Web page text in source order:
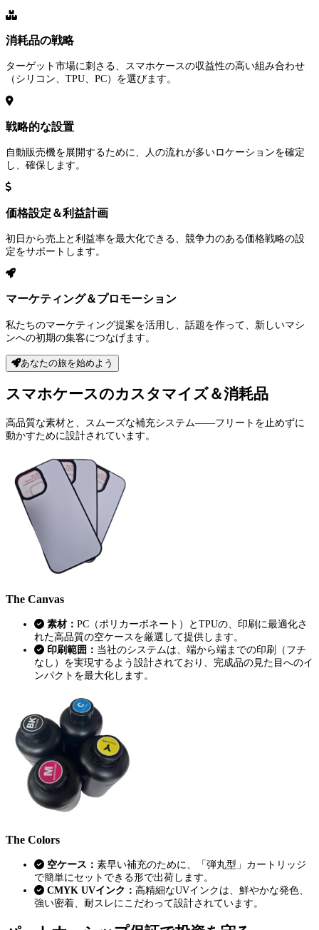
消耗品の戦略
ターゲット市場に刺さる、スマホケースの収益性の高い組み合わせ
（シリコン、TPU、PC）を選びます。
戦略的な設置
自動販売機を展開するために、人の流れが多いロケーションを確定
し、確保します。
価格設定＆利益計画
初日から売上と利益率を最大化できる、競争力のある価格戦略の設
定をサポートします。
マーケティング＆プロモーション
私たちのマーケティング提案を活用し、話題を作って、新しいマシ
ンへの初期の集客につなげます。
あなたの旅を始めよう
スマホケースのカスタマイズ＆消耗品
高品質な素材と、スムーズな補充システム——フリートを止めずに
動かすために設計されています。
The Canvas
素材： PC（ポリカーボネート）とTPUの、印刷に最適化さ
れた高品質の空ケースを厳選して提供します。
印刷範囲： 当社のシステムは、端から端までの印刷（フチ
なし）を実現するよう設計されており、完成品の見た目へのイ
ンパクトを最大化します。
The Colors
空ケース： 素早い補充のために、「弾丸型」カートリッジ
で簡単にセットできる形で出荷します。
CMYK UVインク： 高精細なUVインクは、鮮やかな発色、
強い密着、耐スレにこだわって設計されています。